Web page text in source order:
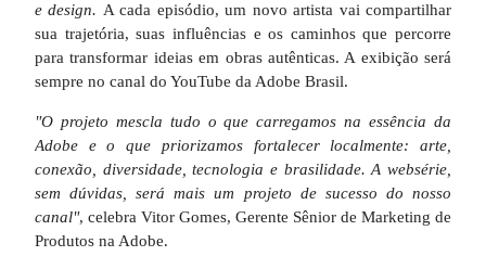
e design. A cada episódio, um novo artista vai compartilhar
sua trajetória, suas influências e os caminhos que percorre
para transformar ideias em obras autênticas. A exibição será
sempre no canal do YouTube da Adobe Brasil.
"O projeto mescla tudo o que carregamos na essência da
Adobe e o que priorizamos fortalecer localmente: arte,
conexão, diversidade, tecnologia e brasilidade. A websérie,
sem dúvidas, será mais um projeto de sucesso do nosso
canal", celebra Vitor Gomes, Gerente Sênior de Marketing de
Produtos na Adobe.